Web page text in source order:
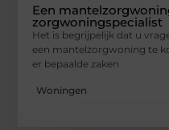
Een
zorgwoningspecialist
Het is begrijpelijk dat u
een mantelzorgwoning te
er bepaalde zaken
Woningen